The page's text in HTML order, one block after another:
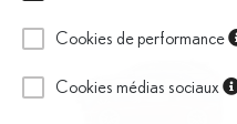
Cookies de performance
Cookies médias sociaux